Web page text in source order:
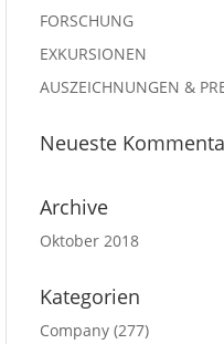
FORSCHUNG
EXKURSIONEN
AUSZEICHNUNGEN &
Neueste
Archive
Oktober 2018
Kategorien
Company (277)